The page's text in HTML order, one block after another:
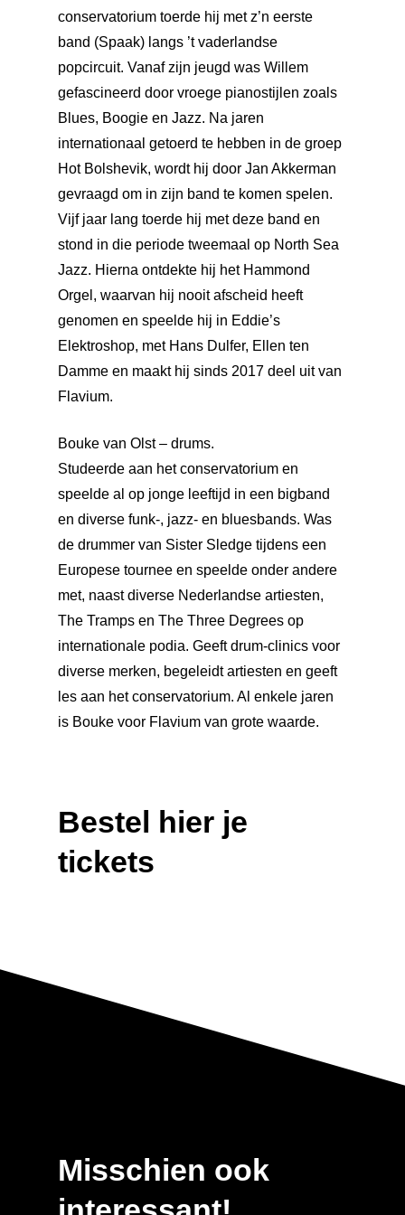
conservatorium toerde hij met z’n eerste
band (Spaak) langs ’t vaderlandse
popcircuit. Vanaf zijn jeugd was Willem
gefascineerd door vroege pianostijlen zoals
Blues, Boogie en Jazz. Na jaren
internationaal getoerd te hebben in de groep
Hot Bolshevik, wordt hij door Jan Akkerman
gevraagd om in zijn band te komen spelen.
Vijf jaar lang toerde hij met deze band en
stond in die periode tweemaal op North Sea
Jazz. Hierna ontdekte hij het Hammond
Orgel, waarvan hij nooit afscheid heeft
genomen en speelde hij in Eddie’s
Elektroshop, met Hans Dulfer, Ellen ten
Damme en maakt hij sinds 2017 deel uit van
Flavium.
Bouke van Olst – drums.
Studeerde aan het conservatorium en
speelde al op jonge leeftijd in een bigband
en diverse funk-, jazz- en bluesbands. Was
de drummer van Sister Sledge tijdens een
Europese tournee en speelde onder andere
met, naast diverse Nederlandse artiesten,
The Tramps en The Three Degrees op
internationale podia. Geeft drum-clinics voor
diverse merken, begeleidt artiesten en geeft
les aan het conservatorium. Al enkele jaren
is Bouke voor Flavium van grote waarde.
Bestel hier je
tickets
Misschien ook
Algemeen
Theaterkassa
Online bestellen
Annuleren/ruilen
Acties/kortingen
Je Bezoek
Algemeen
Toegankelijkheid
Bereikbaarheid
Theatermenu
Huisregels Theater
Hondjes
Vrienden
Nieuws
Over ons
Het team
Het bestuur
Techniek
Vacatures
Verhuur
Publicaties
Contact
Klantenportaal